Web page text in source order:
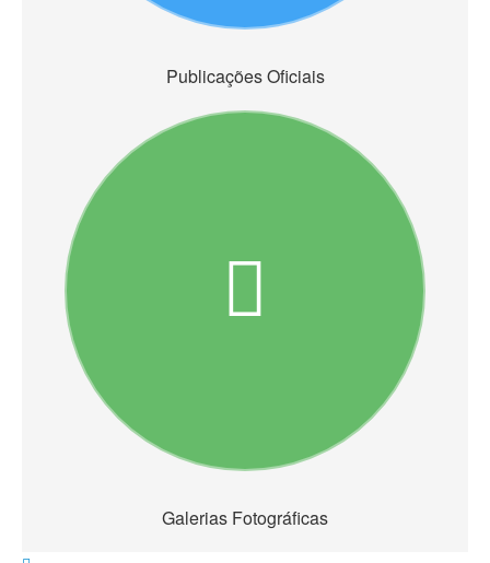
Publicações Oficiais
Galerias Fotográficas